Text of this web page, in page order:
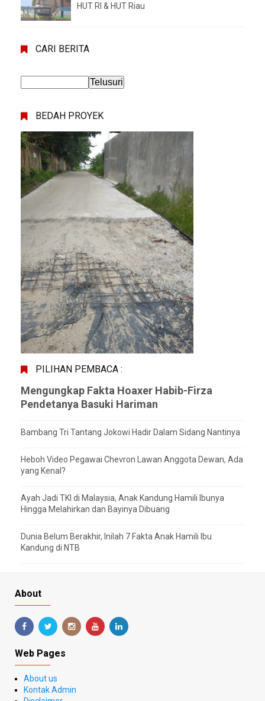
HUT RI & HUT Riau
CARI BERITA
BEDAH PROYEK
PILIHAN PEMBACA :
Mengungkap Fakta Hoaxer Habib-Firza
Pendetanya Basuki Hariman
Bambang Tri Tantang Jokowi Hadir Dalam Sidang Nantinya
Heboh Video Pegawai Chevron Lawan Anggota Dewan, Ada
yang Kenal?
Ayah Jadi TKI di Malaysia, Anak Kandung Hamili Ibunya
Hingga Melahirkan dan Bayinya Dibuang
Dunia Belum Berakhir, Inilah 7 Fakta Anak Hamili Ibu
Kandung di NTB
About
Web Pages
About us
Kontak Admin